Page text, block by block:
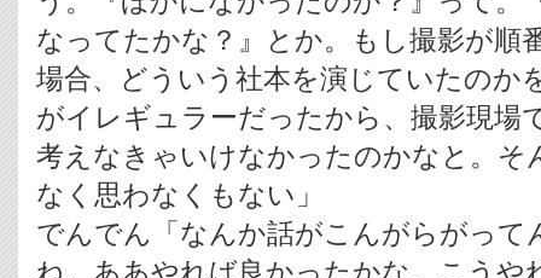
なってたかな？』とか。もし撮影が順
場合、どういう社本を演じていたのか
がイレギュラーだったから、撮影現場
考えなきゃいけなかったのかなと。そ
なく思わなくもない」
でんでん「なんか話がこんがらがって